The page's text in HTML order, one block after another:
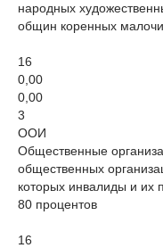
народных
общин коренных
16
0,00
0,00
3
ООИ
Общественные
общественных
которых инвалиды и их
80 процентов
16